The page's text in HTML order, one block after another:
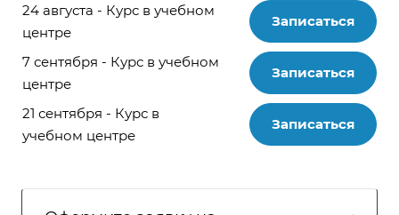
24 августа - Курс в учебном
центре
Записаться
7 сентября - Курс в учебном
центре
Записаться
21 сентября - Курс в
учебном центре
Записаться